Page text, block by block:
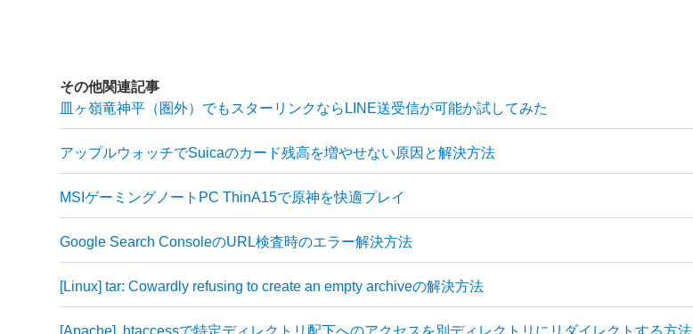
その他関連記事
皿ヶ嶺竜神平（圏外）でもスターリンクならLINE送受信が可能か試してみた
アップルウォッチでSuicaのカード残高を増やせない原因と解決方法
MSIゲーミングノートPC ThinA15で原神を快適プレイ
Google Search ConsoleのURL検査時のエラー解決方法
[Linux] tar: Cowardly refusing to create an empty archiveの解決方法